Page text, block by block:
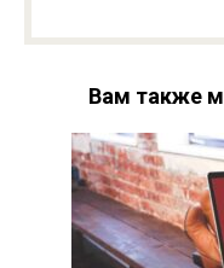
Вам также